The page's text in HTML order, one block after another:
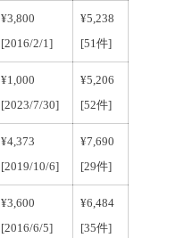
¥3,800
[2016/2/1]
¥5,238
[51件]
¥1,000
[2023/7/30]
¥5,206
[52件]
¥4,373
[2019/10/6]
¥7,690
[29件]
¥3,600
[2016/6/5]
¥6,484
[35件]